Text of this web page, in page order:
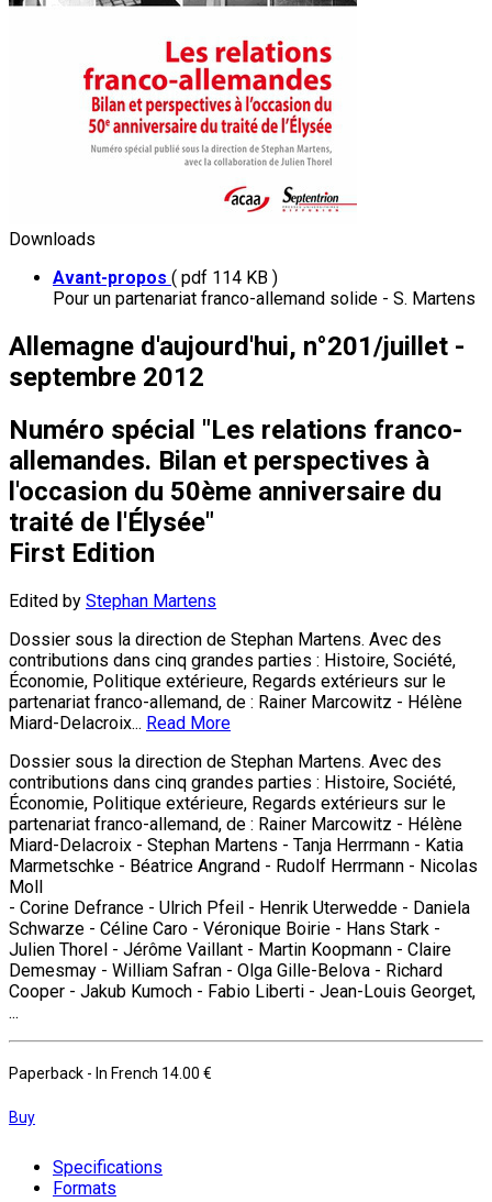
Downloads
Avant-propos ( pdf 114 KB )
Pour un partenariat franco-allemand solide - S. Martens
Allemagne d'aujourd'hui, n°201/juillet -
septembre 2012
Numéro spécial "Les relations franco-
allemandes. Bilan et perspectives à
l'occasion du 50ème anniversaire du
traité de l'Élysée"
First Edition
Edited by Stephan Martens
Dossier sous la direction de Stephan Martens. Avec des
contributions dans cinq grandes parties : Histoire, Société,
Économie, Politique extérieure, Regards extérieurs sur le
partenariat franco-allemand, de : Rainer Marcowitz - Hélène
Miard-Delacroix... Read More
Dossier sous la direction de Stephan Martens. Avec des
contributions dans cinq grandes parties : Histoire, Société,
Économie, Politique extérieure, Regards extérieurs sur le
partenariat franco-allemand, de : Rainer Marcowitz - Hélène
Miard-Delacroix - Stephan Martens - Tanja Herrmann - Katia
Marmetschke - Béatrice Angrand - Rudolf Herrmann - Nicolas
Moll
- Corine Defrance - Ulrich Pfeil - Henrik Uterwedde - Daniela
Schwarze - Céline Caro - Véronique Boirie - Hans Stark -
Julien Thorel - Jérôme Vaillant - Martin Koopmann - Claire
Demesmay - William Safran - Olga Gille-Belova - Richard
Cooper - Jakub Kumoch - Fabio Liberti - Jean-Louis Georget,
...
Paperback - In French 14.00 €
Buy
Specifications
Formats